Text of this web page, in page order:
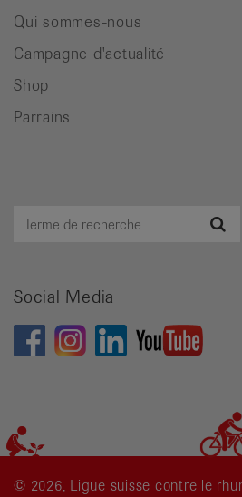
Qui sommes-nous
Campagne d'actualité
Shop
Parrains
Terme
Social Media
© 2026, Ligue suisse contre le